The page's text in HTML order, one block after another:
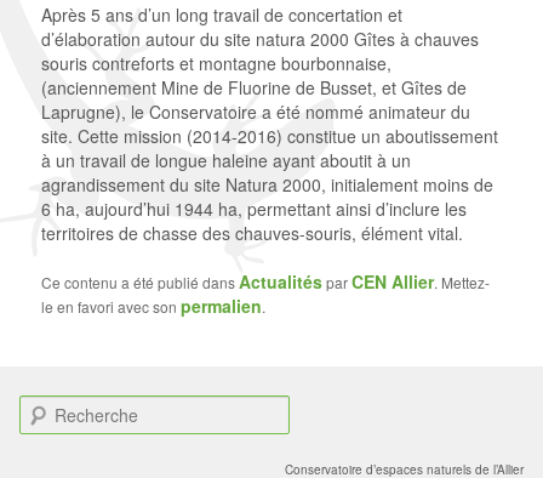
Après 5 ans d’un long travail de concertation et
d’élaboration autour du site natura 2000 Gîtes à chauves
souris contreforts et montagne bourbonnaise,
(anciennement Mine de Fluorine de Busset, et Gîtes de
Laprugne), le Conservatoire a été nommé animateur du
site. Cette mission (2014-2016) constitue un aboutissement
à un travail de longue haleine ayant aboutit à un
agrandissement du site Natura 2000, initialement moins de
6 ha, aujourd’hui 1944 ha, permettant ainsi d’inclure les
territoires de chasse des chauves-souris, élément vital.
Ce contenu a été publié dansActualitésparCEN Allier. Mettez-
le en favori avec sonpermalien.
e
Conservatoire d’espaces naturels de l’Allier